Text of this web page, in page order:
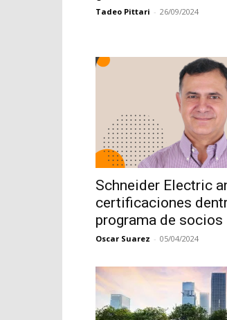
Tadeo Pittari - 26/09/2024
Schneider Electric
certificaciones
programa de socios
Oscar Suarez - 05/04/2024